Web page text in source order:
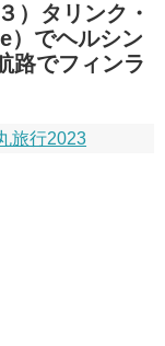
）タリンク・
）でヘルシン
路でフィンラ
旅行2023